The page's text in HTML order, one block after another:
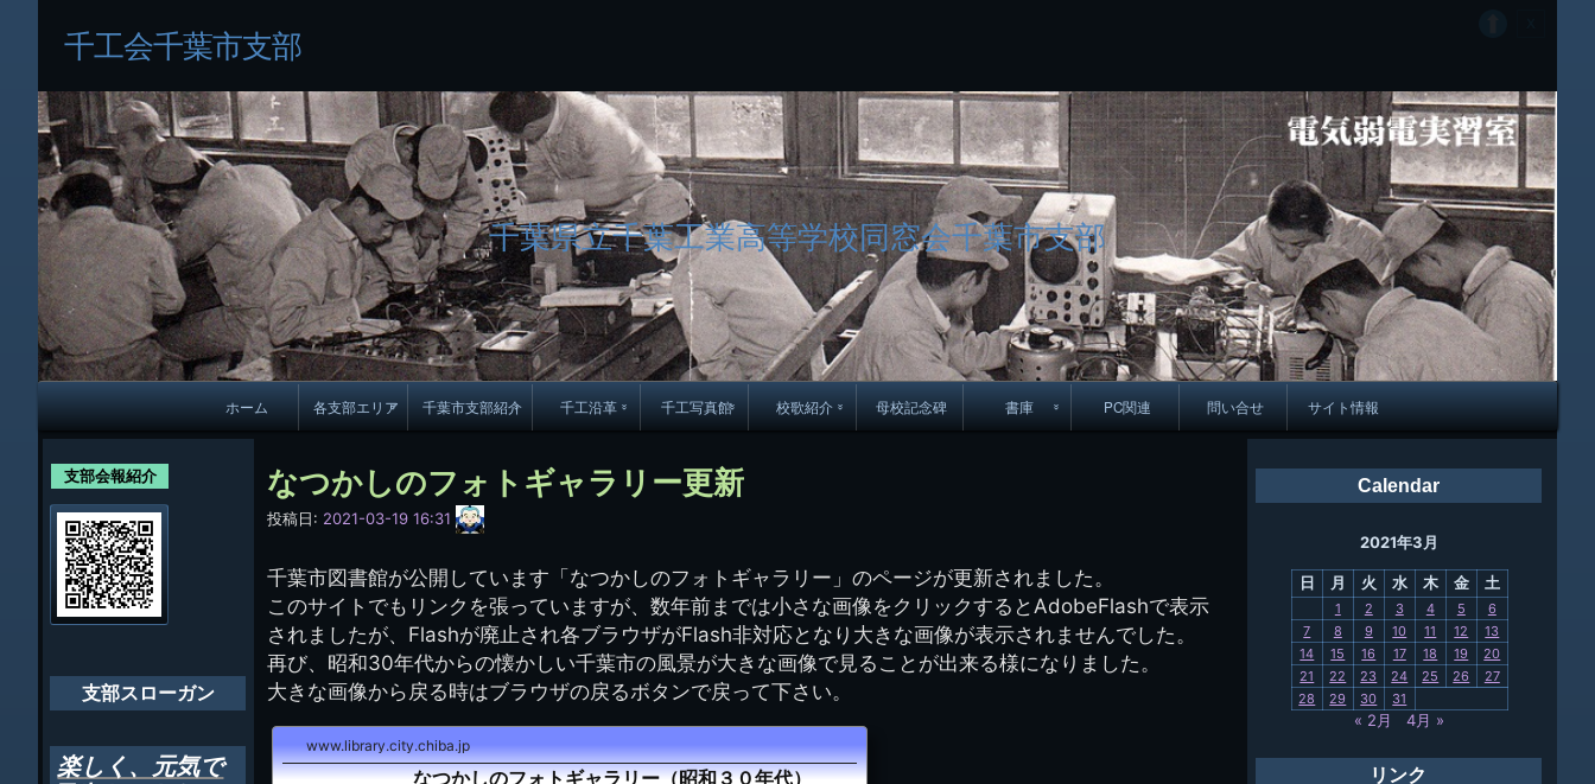
ツ
へ
ス
キ
ッ
プ
千工会千葉市支部
千葉県立千葉工業高等学校同窓会千葉市支部
メ
イ
ン
ナ
ビ
ゲ
ー
ョ
ン
ホーム 各支部エリア 千葉市支部紹介
会員・役員名簿
ちばし支部だより
年間行事
会員メッセージ
千工沿革
生実移転の歴史
検見川校舎時代
財団法人千工会
鉄道連隊
千工写真館
歴代校長
40周年
50周年
生実校舎以前 寒川校舎時代
千葉商業学校時代
昭和18年卒業アル
栗林氏所蔵
生実校舎以降 生実校舎の建設
校歌紹介
県立千葉工業学校検
見川校歌
津田沼校歌
応援歌(検見川時代)
第一応援歌
第二応援歌
母校記念碑 書庫
吹奏楽部関連
旧西支部会報「ちば
にし」
PC関連 問い合せ サイト情報
なつかしのフォトギャラリー更新
投稿日: 2021-03-19 16:31
サ
イ
管
理
人
(44E)
千葉市図書館が公開しています「なつかしのフォトギャラリー」のページが更新されました。
このサイトでもリンクを張っていますが、数年前までは小さな画像をクリックするとAdobeFlashで表示
されましたが、Flashが廃止され各ブラウザがFlash非対応となり大きな画像が表示されませんでした。
再び、昭和30年代からの懐かしい千葉市の風景が大きな画像で見ることが出来る様になりました。
大きな画像から戻る時はブラウザの戻るボタンで戻って下さい。
www.library.city.chiba.jp
なつかしのフォトギャラリー（昭和３０年代）
Calendar
2021年3月
日 月 火 水 木 金 土
1 2 3 4 5
6
7
8 9 10 11 12
13
14
15 16 17 18 19
20
21
22 23 24 25 26
27
28
29 30 31
« 2月 4月 »
リンク
支部会報紹介
支部スローガン
楽しく、元気で